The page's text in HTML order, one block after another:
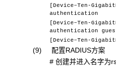
[Device–Ten-
authentication
[Device–Ten-
authentication
[Device–Ten-
(9) 配置RADIUS方案
# 创建并进入名字为